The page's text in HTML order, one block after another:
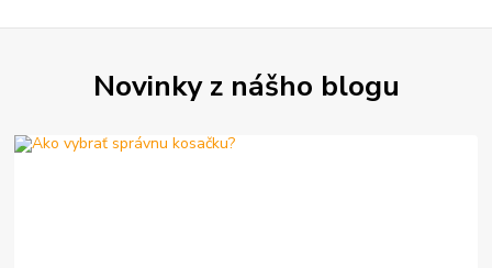
Novinky z nášho blogu